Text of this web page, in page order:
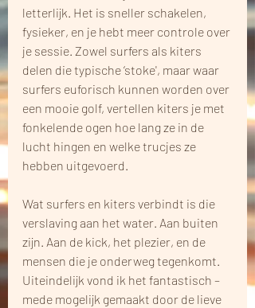
letterlijk. Het is sneller schakelen,
fysieker, en je hebt meer controle over
je sessie. Zowel surfers als kiters
delen die typische ‘stoke', maar waar
surfers euforisch kunnen worden over
een mooie golf, vertellen kiters je met
fonkelende ogen hoe lang ze in de
lucht hingen en welke trucjes ze
hebben uitgevoerd.
Wat surfers en kiters verbindt is die
verslaving aan het water. Aan buiten
zijn. Aan de kick, het plezier, en de
mensen die je onderweg tegenkomt.
Uiteindelijk vond ik het fantastisch –
mede mogelijk gemaakt door de lieve